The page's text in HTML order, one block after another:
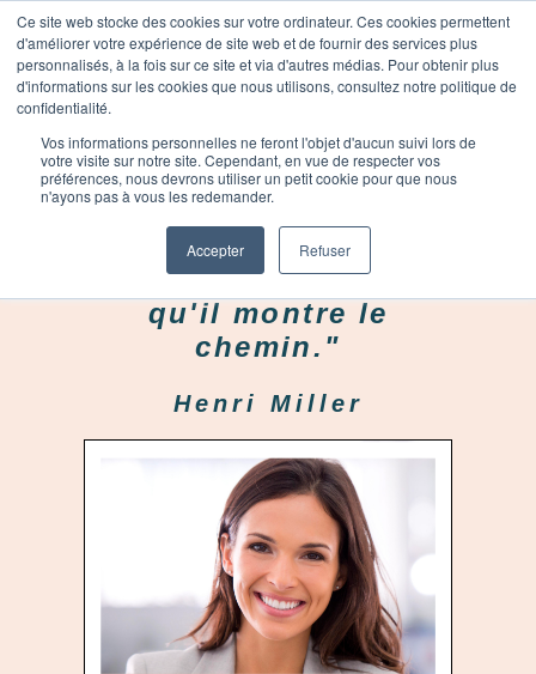
Ce site web stocke des cookies sur votre ordinateur. Ces cookies permettent
d'améliorer votre expérience de site web et de fournir des services plus
personnalisés, à la fois sur ce site et via d'autres médias. Pour obtenir plus
d'informations sur les cookies que nous utilisons, consultez notre politique de
confidentialité.
Vos informations personnelles ne feront l'objet d'aucun suivi lors de
votre visite sur notre site. Cependant, en vue de respecter vos
préférences, nous devrons utiliser un petit cookie pour que nous
n'ayons pas à vous les redemander.
Accepter Refuser
"Un vrai leader n'a
pas besoin de
conduire. Il suffit
qu'il montre le
chemin."
Henri Miller